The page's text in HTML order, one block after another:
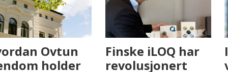
Fenistra endrer
eiendomsbransjen
Hvordan Ovtun
Eiendom holder